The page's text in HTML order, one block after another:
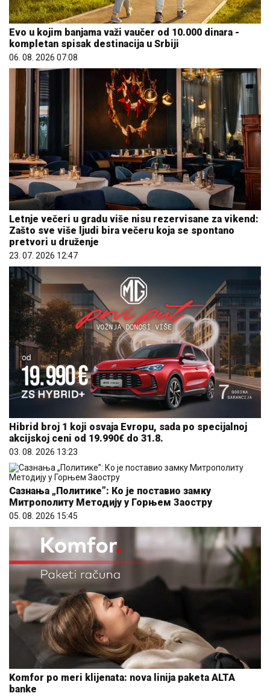
Evo u kojim banjama važi vaučer od 10.000 dinara -
kompletan spisak destinacija u Srbiji
06. 08. 2026 07:08
Letnje večeri u gradu više nisu rezervisane za vikend:
Zašto sve više ljudi bira večeru koja se spontano
pretvori u druženje
23. 07. 2026 12:47
Hibrid broj 1 koji osvaja Evropu, sada po specijalnoj
akcijskoj ceni od 19.990€ do 31.8.
03. 08. 2026 13:23
Сазнања „Политике”: Ко је поставио замку
Митрополиту Методију у Горњем Заостру
05. 08. 2026 15:45
Komfor po meri klijenata: nova linija paketa ALTA
banke